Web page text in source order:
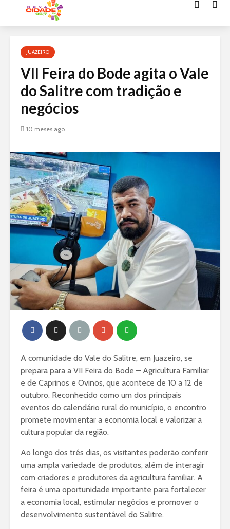
Acessar
conteúdoJUAZEIRO
VII Feira do Bode agita o Vale
do Salitre com tradição e
negócios
10 meses ago
A comunidade do Vale do Salitre, em Juazeiro, se
prepara para a VII Feira do Bode – Agricultura Familiar
e de Caprinos e Ovinos, que acontece de 10 a 12 de
outubro. Reconhecido como um dos principais
eventos do calendário rural do município, o encontro
promete movimentar a economia local e valorizar a
cultura popular da região.
Ao longo dos três dias, os visitantes poderão conferir
uma ampla variedade de produtos, além de interagir
com criadores e produtores da agricultura familiar. A
feira é uma oportunidade importante para fortalecer
a economia local, estimular negócios e promover o
desenvolvimento sustentável do Salitre.